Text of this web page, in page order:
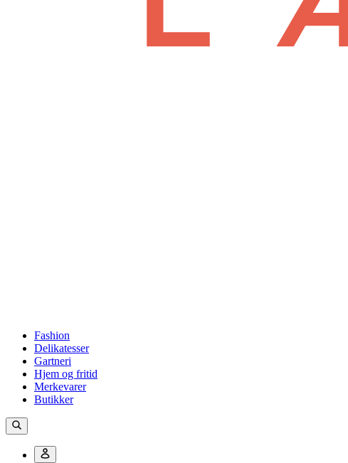
Fashion
Delikatesser
Gartneri
Hjem og fritid
Merkevarer
Butikker